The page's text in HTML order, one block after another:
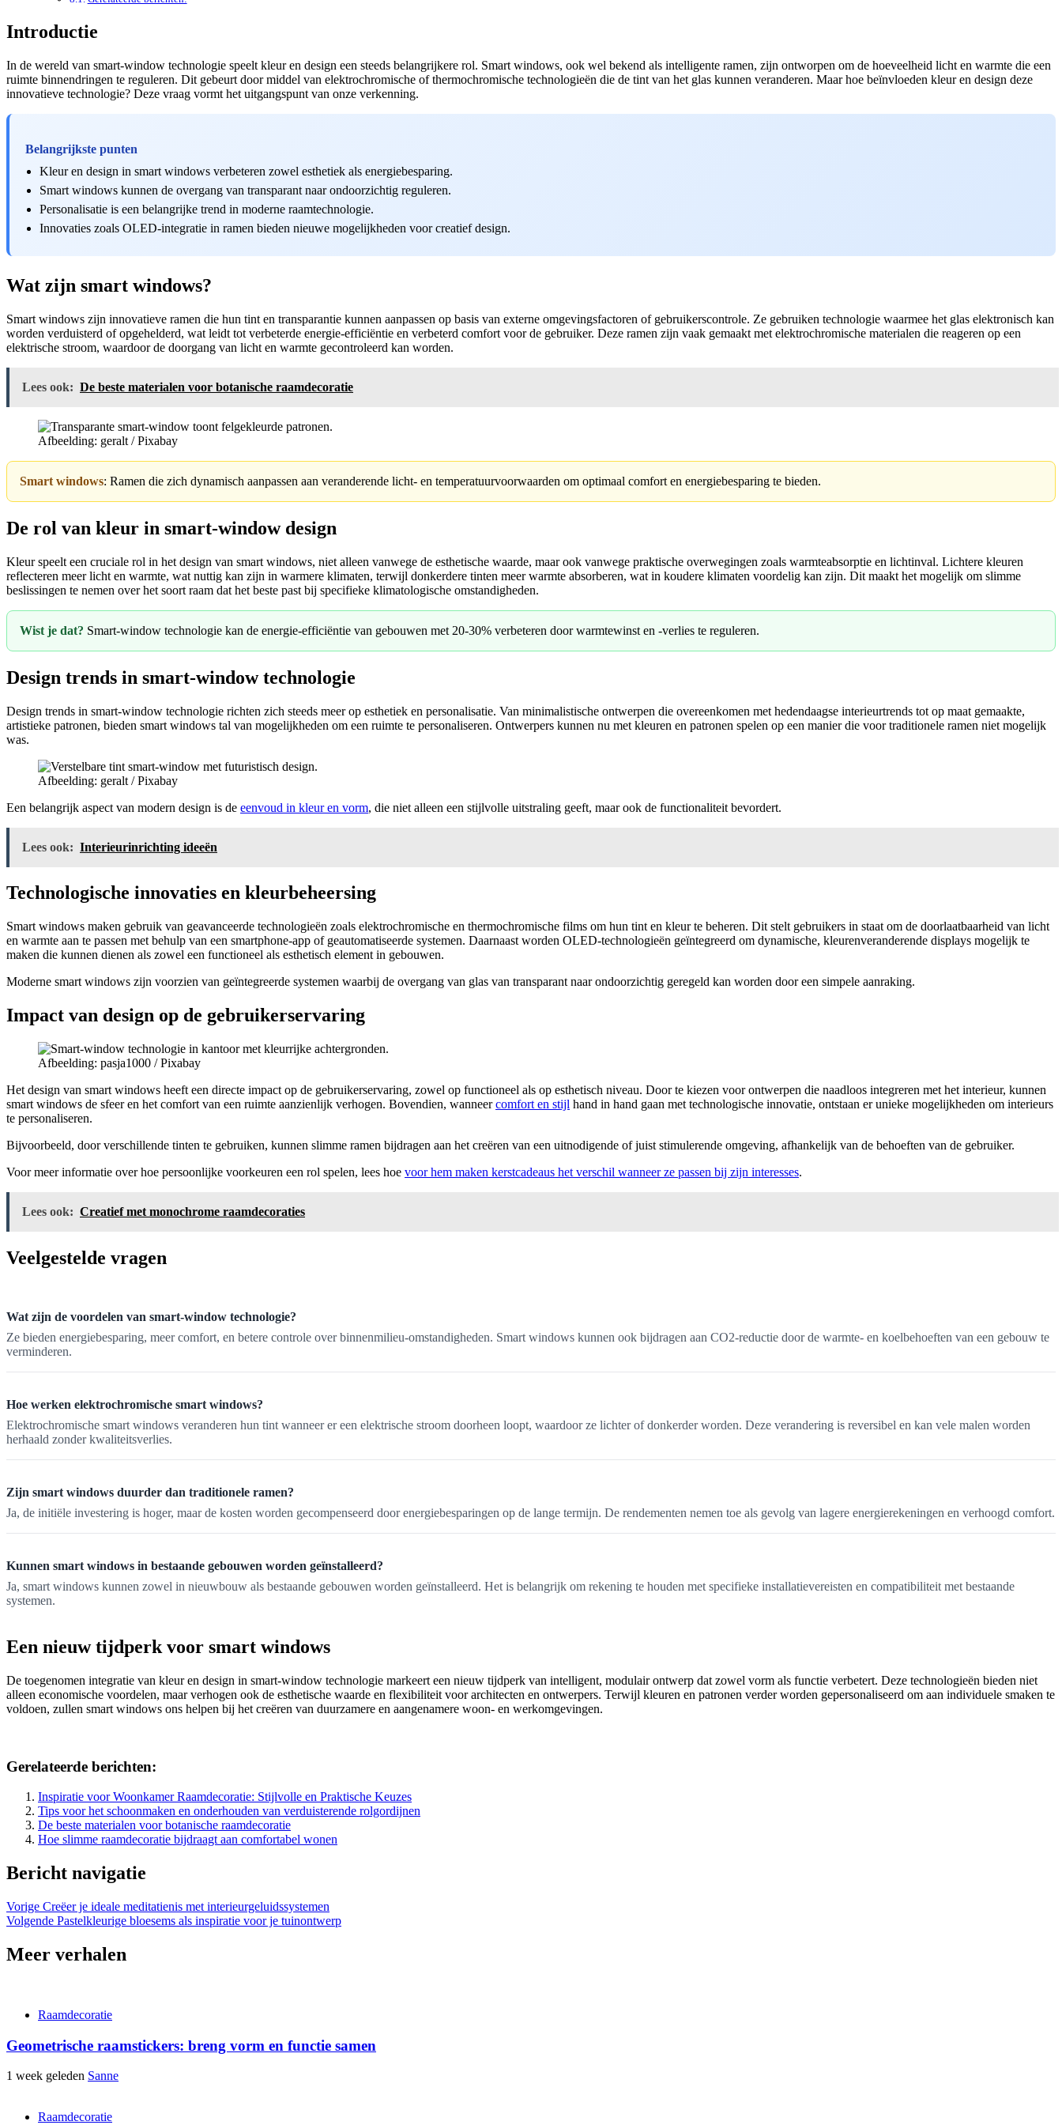
Introductie
In de wereld van smart-window technologie speelt kleur en design een steeds belangrijkere rol. Smart windows, ook wel bekend als intelligente ramen, zijn ontworpen om de hoeveelheid licht en warmte die een
ruimte binnendringen te reguleren. Dit gebeurt door middel van elektrochromische of thermochromische technologieën die de tint van het glas kunnen veranderen. Maar hoe beïnvloeden kleur en design deze
innovatieve technologie? Deze vraag vormt het uitgangspunt van onze verkenning.
Belangrijkste punten
Kleur en design in smart windows verbeteren zowel esthetiek als energiebesparing.
Smart windows kunnen de overgang van transparant naar ondoorzichtig reguleren.
Personalisatie is een belangrijke trend in moderne raamtechnologie.
Innovaties zoals OLED-integratie in ramen bieden nieuwe mogelijkheden voor creatief design.
Wat zijn smart windows?
Smart windows zijn innovatieve ramen die hun tint en transparantie kunnen aanpassen op basis van externe omgevingsfactoren of gebruikerscontrole. Ze gebruiken technologie waarmee het glas elektronisch kan
worden verduisterd of opgehelderd, wat leidt tot verbeterde energie-efficiëntie en verbeterd comfort voor de gebruiker. Deze ramen zijn vaak gemaakt met elektrochromische materialen die reageren op een
elektrische stroom, waardoor de doorgang van licht en warmte gecontroleerd kan worden.
Lees ook: De beste materialen voor botanische raamdecoratie
Afbeelding: geralt / Pixabay
Smart windows: Ramen die zich dynamisch aanpassen aan veranderende licht- en temperatuurvoorwaarden om optimaal comfort en energiebesparing te bieden.
De rol van kleur in smart-window design
Kleur speelt een cruciale rol in het design van smart windows, niet alleen vanwege de esthetische waarde, maar ook vanwege praktische overwegingen zoals warmteabsorptie en lichtinval. Lichtere kleuren
reflecteren meer licht en warmte, wat nuttig kan zijn in warmere klimaten, terwijl donkerdere tinten meer warmte absorberen, wat in koudere klimaten voordelig kan zijn. Dit maakt het mogelijk om slimme
beslissingen te nemen over het soort raam dat het beste past bij specifieke klimatologische omstandigheden.
Wist je dat? Smart-window technologie kan de energie-efficiëntie van gebouwen met 20-30% verbeteren door warmtewinst en -verlies te reguleren.
Design trends in smart-window technologie
Design trends in smart-window technologie richten zich steeds meer op esthetiek en personalisatie. Van minimalistische ontwerpen die overeenkomen met hedendaagse interieurtrends tot op maat gemaakte,
artistieke patronen, bieden smart windows tal van mogelijkheden om een ruimte te personaliseren. Ontwerpers kunnen nu met kleuren en patronen spelen op een manier die voor traditionele ramen niet mogelijk
was.
Afbeelding: geralt / Pixabay
Een belangrijk aspect van modern design is de eenvoud in kleur en vorm, die niet alleen een stijlvolle uitstraling geeft, maar ook de functionaliteit bevordert.
Lees ook: Interieurinrichting ideeën
Technologische innovaties en kleurbeheersing
Smart windows maken gebruik van geavanceerde technologieën zoals elektrochromische en thermochromische films om hun tint en kleur te beheren. Dit stelt gebruikers in staat om de doorlaatbaarheid van licht
en warmte aan te passen met behulp van een smartphone-app of geautomatiseerde systemen. Daarnaast worden OLED-technologieën geïntegreerd om dynamische, kleurenveranderende displays mogelijk te
maken die kunnen dienen als zowel een functioneel als esthetisch element in gebouwen.
Moderne smart windows zijn voorzien van geïntegreerde systemen waarbij de overgang van glas van transparant naar ondoorzichtig geregeld kan worden door een simpele aanraking.
Impact van design op de gebruikerservaring
Afbeelding: pasja1000 / Pixabay
Het design van smart windows heeft een directe impact op de gebruikerservaring, zowel op functioneel als op esthetisch niveau. Door te kiezen voor ontwerpen die naadloos integreren met het interieur, kunnen
smart windows de sfeer en het comfort van een ruimte aanzienlijk verhogen. Bovendien, wanneercomfort en stijl hand in hand gaan met technologische innovatie, ontstaan er unieke mogelijkheden om interieurs
te personaliseren.
Bijvoorbeeld, door verschillende tinten te gebruiken, kunnen slimme ramen bijdragen aan het creëren van een uitnodigende of juist stimulerende omgeving, afhankelijk van de behoeften van de gebruiker.
Voor meer informatie over hoe persoonlijke voorkeuren een rol spelen, lees hoe voor hem maken kerstcadeaus het verschil wanneer ze passen bij zijn interesses.
Lees ook: Creatief met monochrome raamdecoraties
Veelgestelde vragen
Wat zijn de voordelen van smart-window technologie?
Ze bieden energiebesparing, meer comfort, en betere controle over binnenmilieu-omstandigheden. Smart windows kunnen ook bijdragen aan CO2-reductie door de warmte- en koelbehoeften van een gebouw te
verminderen.
Hoe werken elektrochromische smart windows?
Elektrochromische smart windows veranderen hun tint wanneer er een elektrische stroom doorheen loopt, waardoor ze lichter of donkerder worden. Deze verandering is reversibel en kan vele malen worden
herhaald zonder kwaliteitsverlies.
Zijn smart windows duurder dan traditionele ramen?
Ja, de initiële investering is hoger, maar de kosten worden gecompenseerd door energiebesparingen op de lange termijn. De rendementen nemen toe als gevolg van lagere energierekeningen en verhoogd comfort.
Kunnen smart windows in bestaande gebouwen worden geïnstalleerd?
Ja, smart windows kunnen zowel in nieuwbouw als bestaande gebouwen worden geïnstalleerd. Het is belangrijk om rekening te houden met specifieke installatievereisten en compatibiliteit met bestaande
systemen.
Een nieuw tijdperk voor smart windows
De toegenomen integratie van kleur en design in smart-window technologie markeert een nieuw tijdperk van intelligent, modulair ontwerp dat zowel vorm als functie verbetert. Deze technologieën bieden niet
alleen economische voordelen, maar verhogen ook de esthetische waarde en flexibiliteit voor architecten en ontwerpers. Terwijl kleuren en patronen verder worden gepersonaliseerd om aan individuele smaken te
voldoen, zullen smart windows ons helpen bij het creëren van duurzamere en aangenamere woon- en werkomgevingen.
Gerelateerde berichten:
Inspiratie voor Woonkamer Raamdecoratie: Stijlvolle en Praktische Keuzes
Tips voor het schoonmaken en onderhouden van verduisterende rolgordijnen
De beste materialen voor botanische raamdecoratie
Hoe slimme raamdecoratie bijdraagt aan comfortabel wonen
Bericht navigatie
Vorige Creëer je ideale meditatienis met interieurgeluidssystemen
Volgende Pastelkleurige bloesems als inspiratie voor je tuinontwerp
Meer verhalen
Raamdecoratie
Geometrische raamstickers: breng vorm en functie samen
1 week geleden Sanne
Raamdecoratie